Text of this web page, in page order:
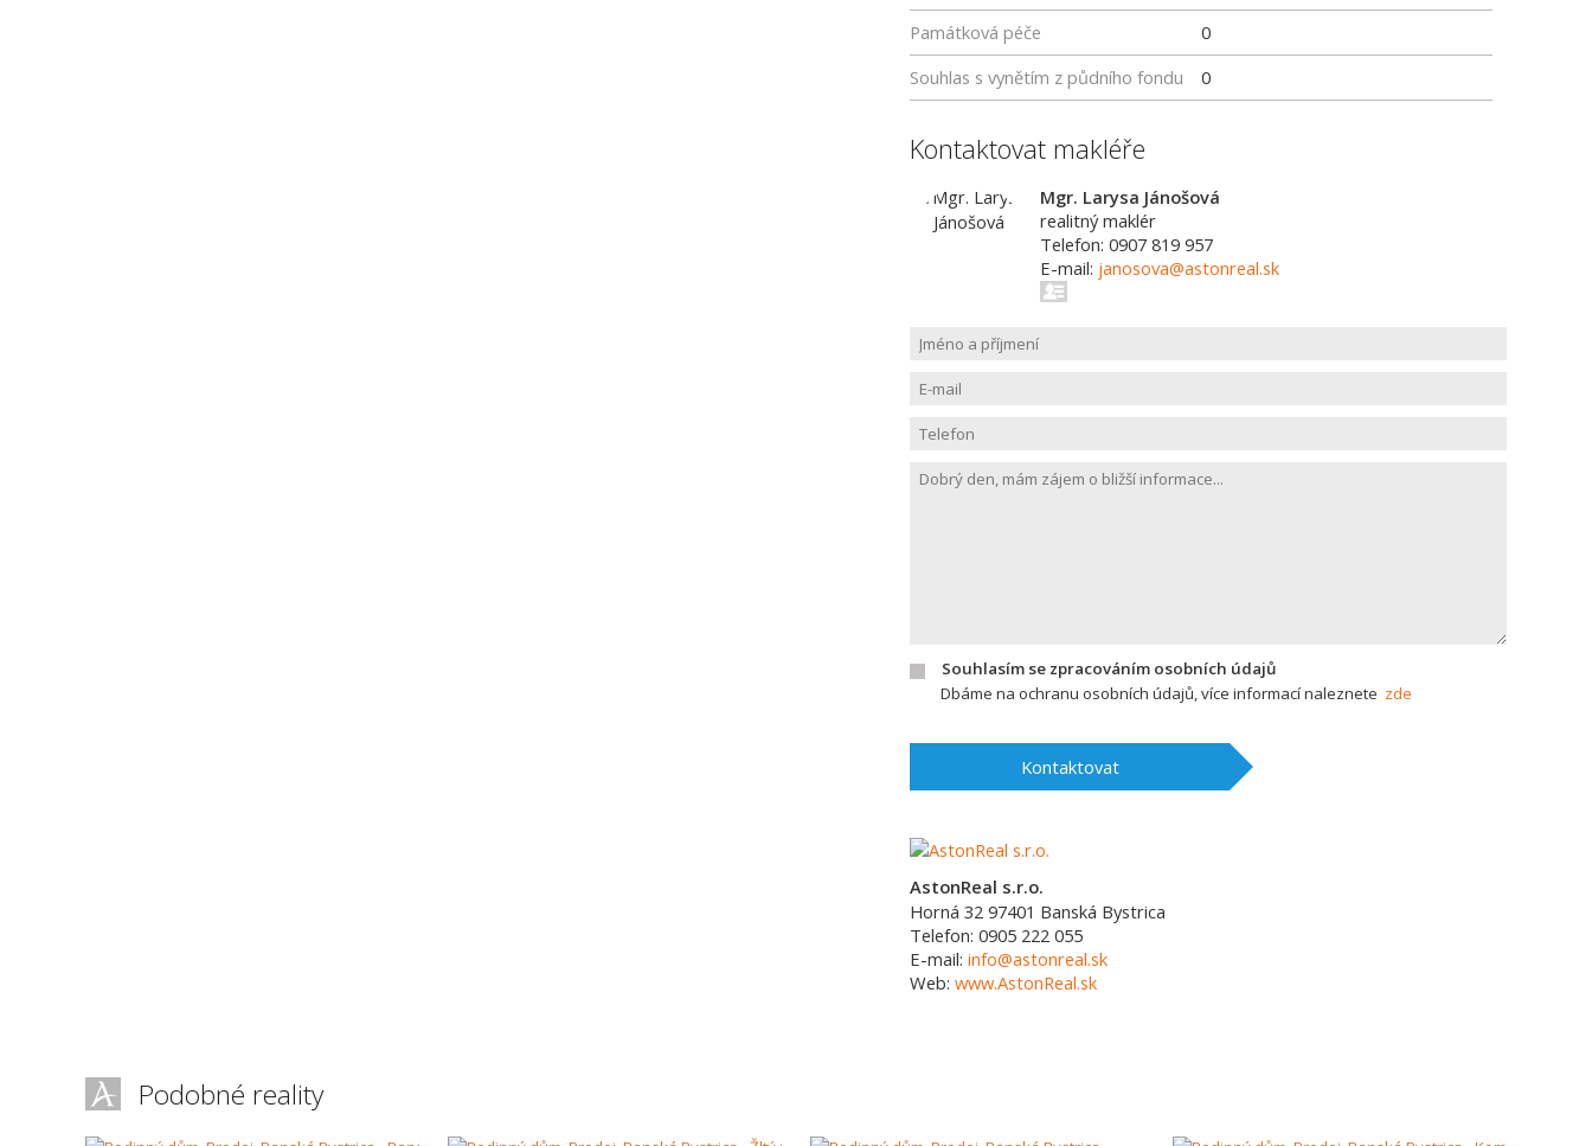
Památková péče
0
Souhlas s vynětím z půdního fondu
0
Kontaktovat makléře
Mgr. Larysa Jánošová
realitný maklér
Telefon: 0907 819 957
E-mail: janosova@astonreal.sk
Souhlasím se zpracováním osobních údajů
Dbáme na ochranu osobních údajů, více informací naleznete zde
Kontaktovat
AstonReal s.r.o.
Horná 32 97401 Banská Bystrica
Telefon: 0905 222 055
E-mail: info@astonreal.sk
Web: www.AstonReal.sk
Podobné reality